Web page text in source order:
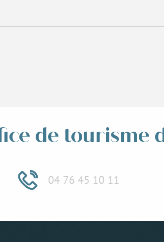
de tourisme
04 76 45 10 11